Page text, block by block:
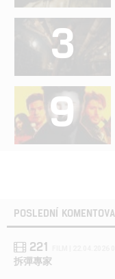
3
9
POSLEDNÍ
221
拆彈專家